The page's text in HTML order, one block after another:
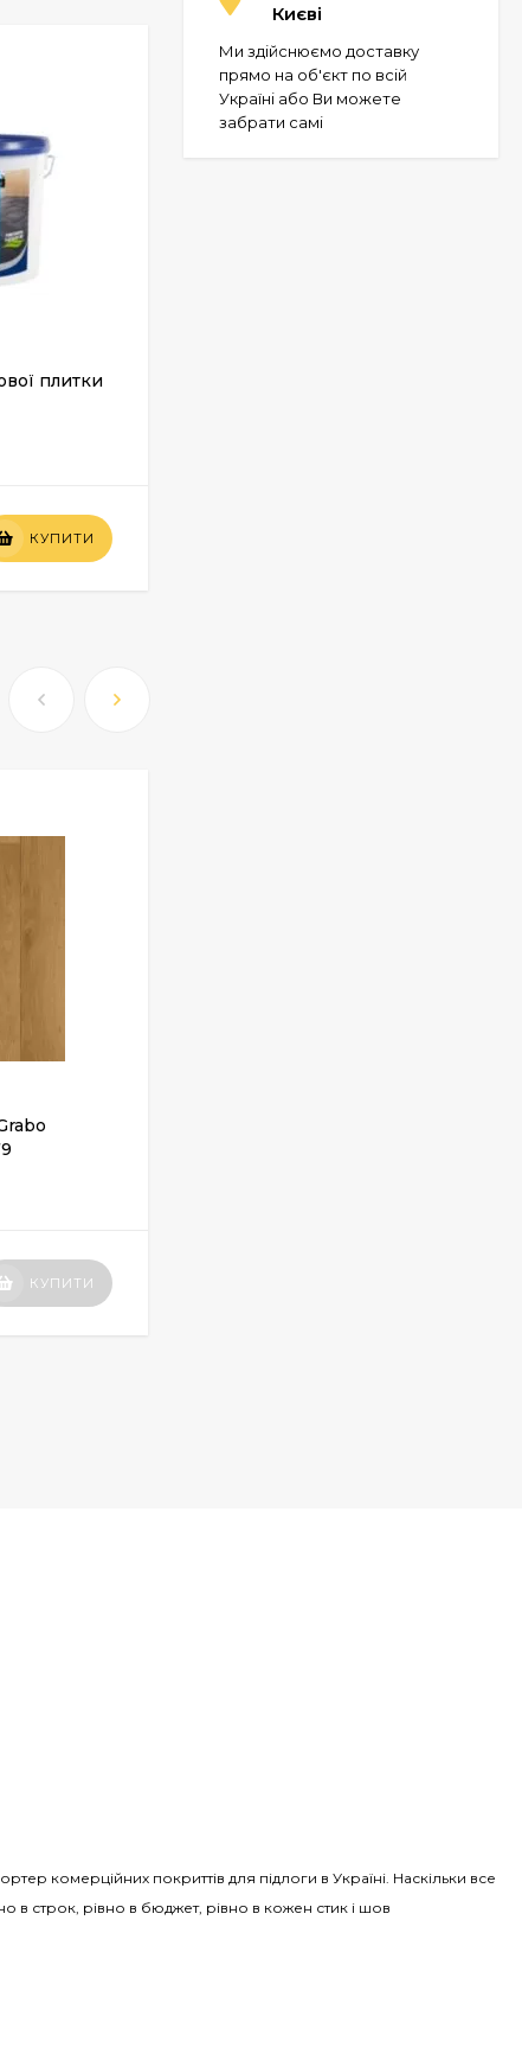
плитки
КУПИТИ
КУПИТИ
Києві
Ми здійснюємо доставку
прямо на об'єкт по всій
Україні або Ви можете
забрати самі
комерційних покриттів для підлоги в Україні. Наскільки все
в строк, рівно в бюджет, рівно в кожен стик і шов